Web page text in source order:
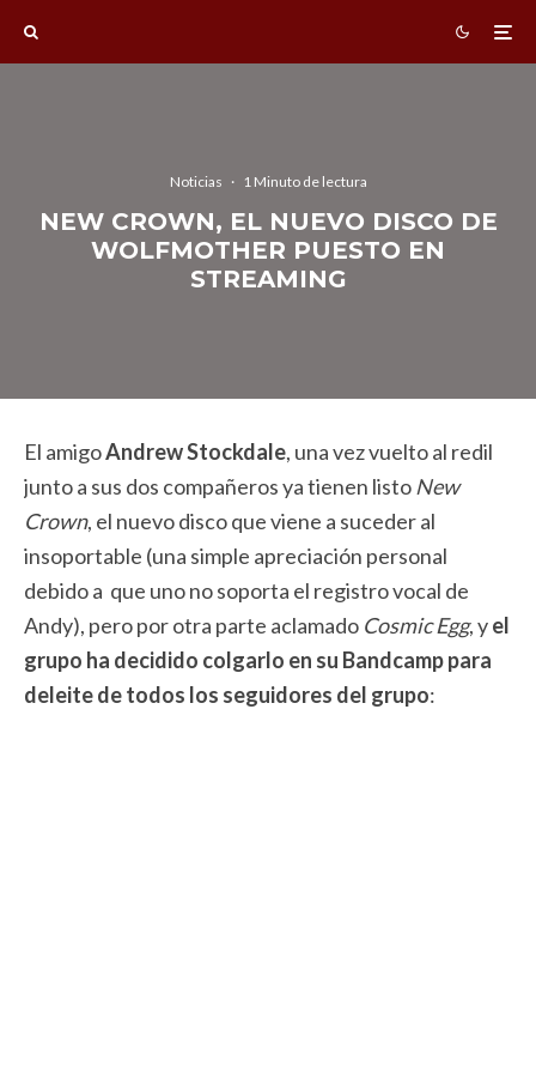
Noticias · 1 Minuto de lectura
NEW CROWN, EL NUEVO DISCO DE
WOLFMOTHER PUESTO EN
STREAMING
El amigoAndrew Stockdale, una vez vuelto al redil
junto a sus dos compañeros ya tienen listo New
Crown, el nuevo disco que viene a suceder al
insoportable (una simple apreciación personal
debido a que uno no soporta el registro vocal de
Andy), pero por otra parte aclamado Cosmic Egg, yel
grupo ha decidido colgarlo en su Bandcamp para
deleite de todos los seguidores del grupo: